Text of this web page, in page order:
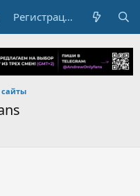
Регистрация
сайты